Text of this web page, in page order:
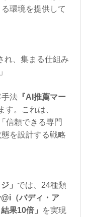
環境を提供して
れ、集まる仕組み
法『AI推薦マー
す。これは、
信頼できる専門
を設計する戦略
」 では、24種類
（バディ・ア
果10倍」
を実現